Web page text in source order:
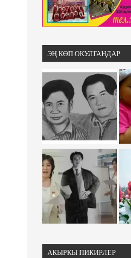
ЭҢ КӨП ОКУЛГАНДАР
АКЫРКЫ ПИКИРЛЕР